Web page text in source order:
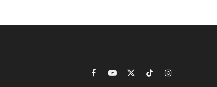
FacebookYouTube
X
TikTokInstagram